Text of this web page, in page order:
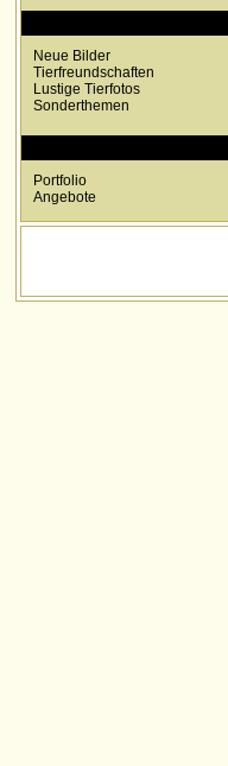
Neue Bilder
Tierfreundschaften
Lustige Tierfotos
Sonderthemen
Portfolio
Angebote